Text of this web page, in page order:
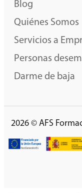
Blog
Quiénes Somos
Servicios a
Personas
Darme de baja
2026 © AFS